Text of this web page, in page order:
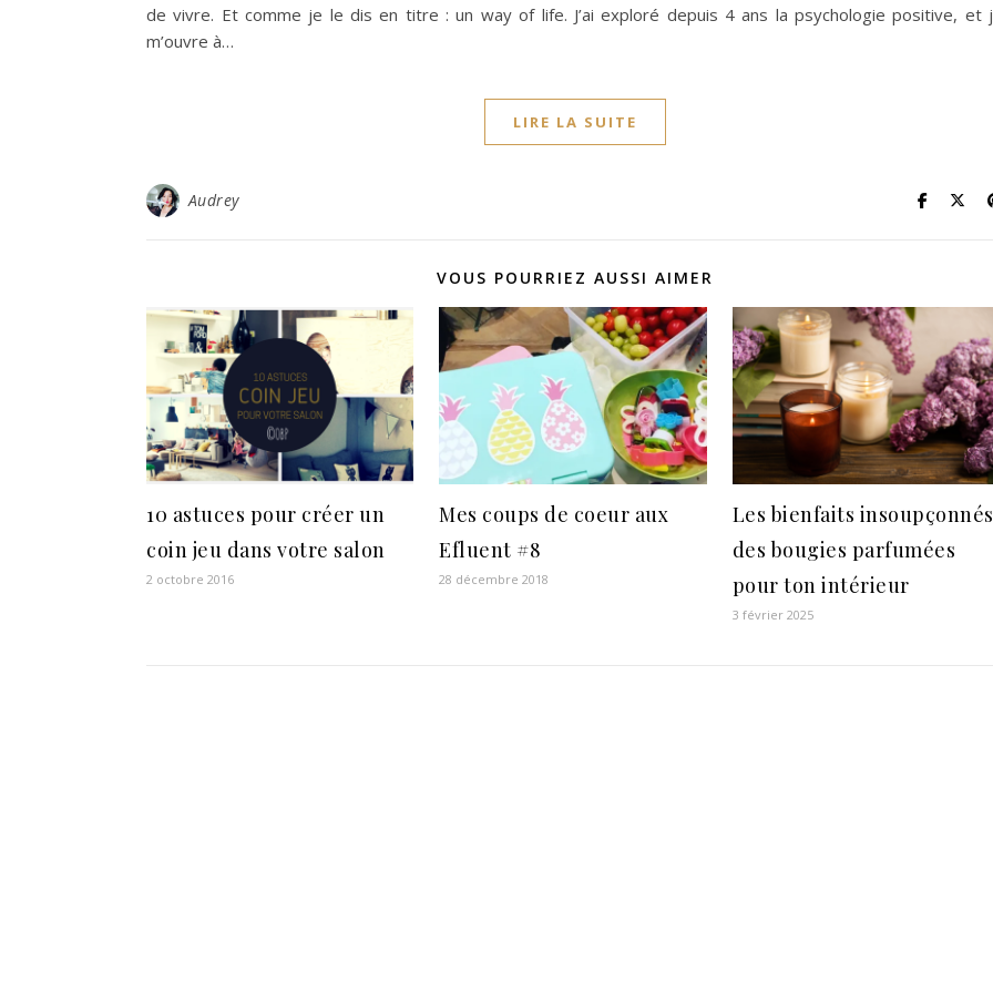
de vivre. Et comme je le dis en titre : un way of life. J’ai exploré depuis 4 ans la psychologie positive, et
m’ouvre à…
LIRE LA SUITE
Audrey
VOUS POURRIEZ AUSSI AIMER
10 astuces pour créer un
coin jeu dans votre salon
2 octobre 2016
Mes coups de coeur aux
Efluent #8
28 décembre 2018
Les bienfaits insoupçonnés
des bougies parfumées
pour ton intérieur
3 février 2025